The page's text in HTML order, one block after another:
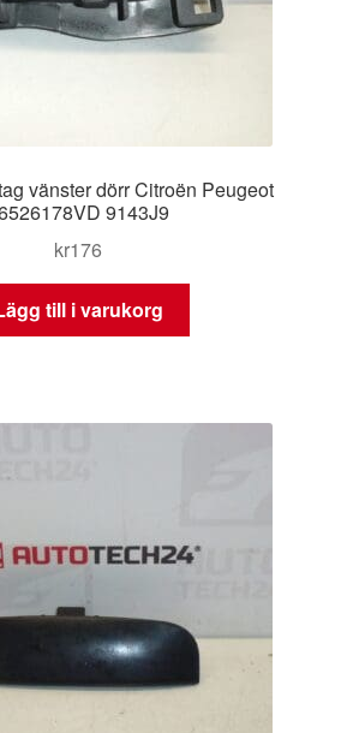
vänster dörr Citroën Peugeot
9143J9
kr176
till i varukorg